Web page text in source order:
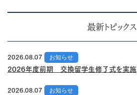
最新トピックス
2026.08.07
お知らせ
2026年度前期 交換留学生修了式を実施
2026.08.07
お知らせ